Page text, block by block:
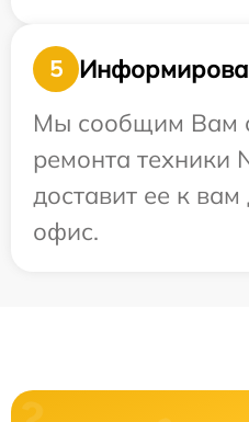
5
Мы сообщим Вам
ремонта техники
доставит ее к
офис.